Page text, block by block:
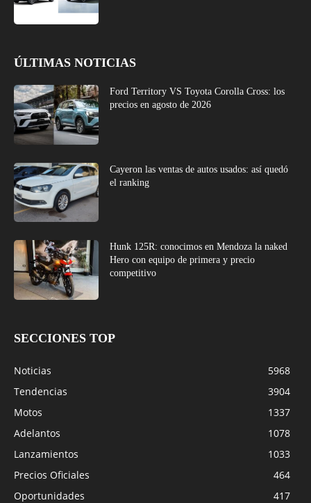
ÚLTIMAS NOTICIAS
Ford Territory VS Toyota Corolla Cross: los
precios en agosto de 2026
Cayeron las ventas de autos usados: así quedó
el ranking
Hunk 125R: conocimos en Mendoza la naked
Hero con equipo de primera y precio
competitivo
SECCIONES TOP
Noticias
5968
Tendencias
3904
Motos
1337
Adelantos
1078
Lanzamientos
1033
Precios Oficiales
464
Oportunidades
417